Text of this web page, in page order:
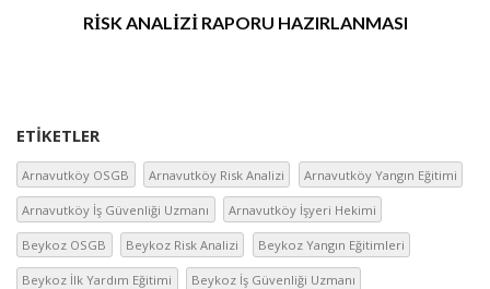
RİSK ANALİZİ RAPORU HAZIRLANMASI
ETIKETLER
Arnavutköy OSGB Arnavutköy Risk Analizi Arnavutköy Yangın Eğitimi
Arnavutköy İş Güvenliği Uzmanı Arnavutköy İşyeri Hekimi
Beykoz OSGB Beykoz Risk Analizi Beykoz Yangın Eğitimleri
Beykoz İlk Yardım Eğitimi Beykoz İş Güvenliği Uzmanı